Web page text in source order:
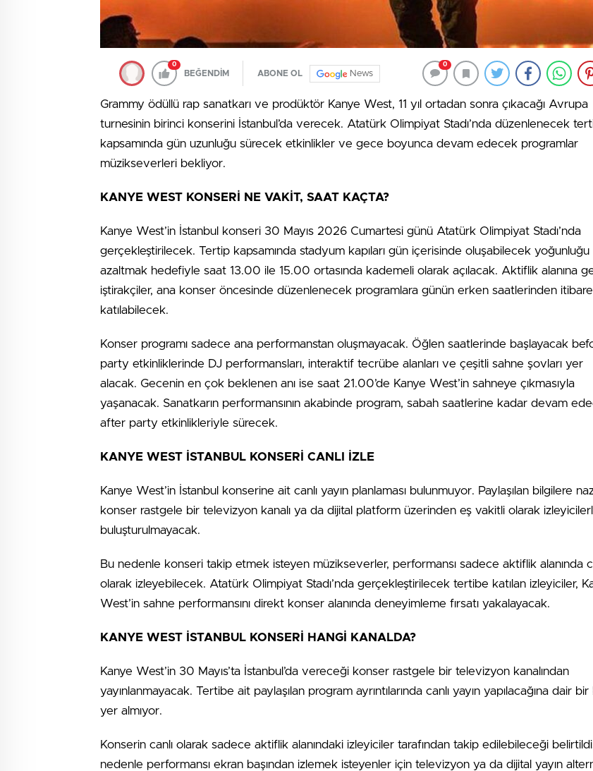
0
BEĞENDİM ABONE OL News
0
Grammy ödüllü rap sanatkarı ve prodüktör Kanye West, 11 yıl ortadan sonra çıkacağı Avrupa
turnesinin birinci konserini İstanbul’da verecek. Atatürk Olimpiyat Stadı’nda düzenlenecek
kapsamında gün uzunluğu sürecek etkinlikler ve gece boyunca devam edecek programlar
müzikseverleri bekliyor.
KANYE WEST KONSERİ NE VAKİT, SAAT KAÇTA?
Kanye West’in İstanbul konseri 30 Mayıs 2026 Cumartesi günü Atatürk Olimpiyat Stadı’nda
gerçekleştirilecek. Tertip kapsamında stadyum kapıları gün içerisinde oluşabilecek yoğunluğu
azaltmak hedefiyle saat 13.00 ile 15.00 ortasında kademeli olarak açılacak. Aktiflik alanına
iştirakçiler, ana konser öncesinde düzenlenecek programlara günün erken saatlerinden
katılabilecek.
Konser programı sadece ana performanstan oluşmayacak. Öğlen saatlerinde başlayacak
party etkinliklerinde DJ performansları, interaktif tecrübe alanları ve çeşitli sahne şovları yer
alacak. Gecenin en çok beklenen anı ise saat 21.00’de Kanye West’in sahneye çıkmasıyla
yaşanacak. Sanatkarın performansının akabinde program, sabah saatlerine kadar devam
after party etkinlikleriyle sürecek.
KANYE WEST İSTANBUL KONSERİ CANLI İZLE
Kanye West’in İstanbul konserine ait canlı yayın planlaması bulunmuyor. Paylaşılan bilgilere
konser rastgele bir televizyon kanalı ya da dijital platform üzerinden eş vakitli olarak
buluşturulmayacak.
Bu nedenle konseri takip etmek isteyen müzikseverler, performansı sadece aktiflik alanında
olarak izleyebilecek. Atatürk Olimpiyat Stadı’nda gerçekleştirilecek tertibe katılan izleyiciler,
West’in sahne performansını direkt konser alanında deneyimleme fırsatı yakalayacak.
KANYE WEST İSTANBUL KONSERİ HANGİ KANALDA?
Kanye West’in 30 Mayıs’ta İstanbul’da vereceği konser rastgele bir televizyon kanalından
yayınlanmayacak. Tertibe ait paylaşılan program ayrıntılarında canlı yayın yapılacağına dair bir
yer almıyor.
Konserin canlı olarak sadece aktiflik alanındaki izleyiciler tarafından takip edilebileceği
nedenle performansı ekran başından izlemek isteyenler için televizyon ya da dijital yayın